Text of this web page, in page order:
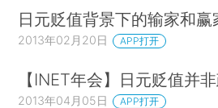
日元贬值背景下的输家和赢
2013年02月20日 APP打开
【INET年会】日元贬值并
2013年04月05日 APP打开